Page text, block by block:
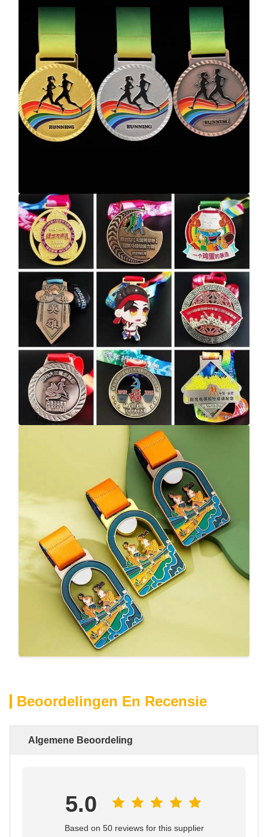
Beoordelingen En Recensie
Algemene Beoordeling
5.0
Based on 50 reviews for this supplier